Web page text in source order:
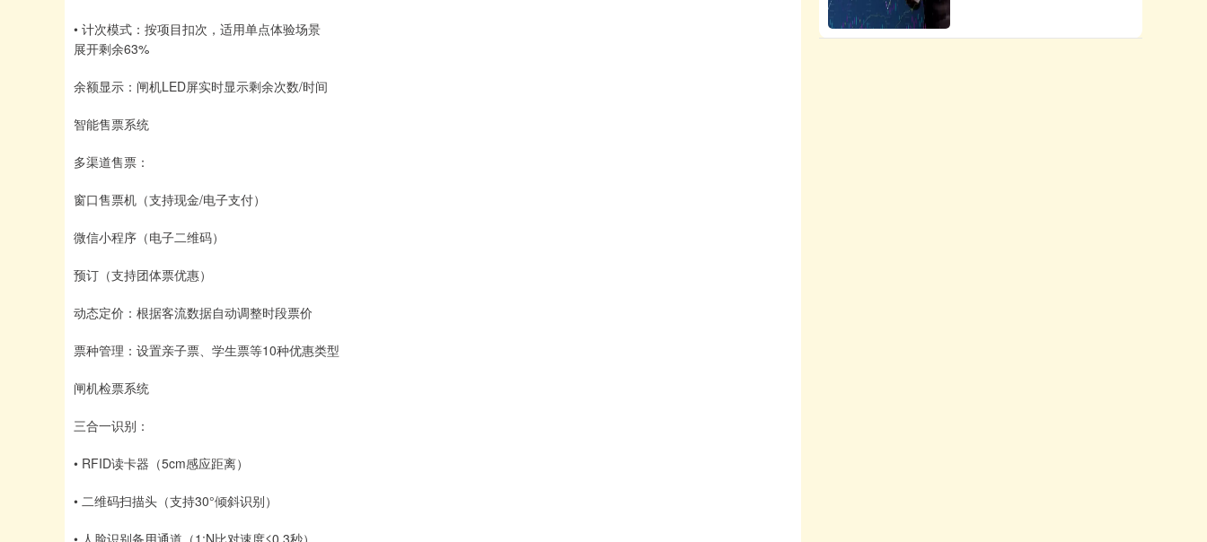
• 计次模式：按项目扣次，适用单点体验场景
展开剩余63%
余额显示：闸机LED屏实时显示剩余次数/时间
智能售票系统
多渠道售票：
窗口售票机（支持现金/电子支付）
微信小程序（电子二维码）
预订（支持团体票优惠）
动态定价：根据客流数据自动调整时段票价
票种管理：设置亲子票、学生票等10种优惠类型
闸机检票系统
三合一识别：
• RFID读卡器（5cm感应距离）
• 二维码扫描头（支持30°倾斜识别）
• 人脸识别备用通道（1:N比对速度≤0.3秒）